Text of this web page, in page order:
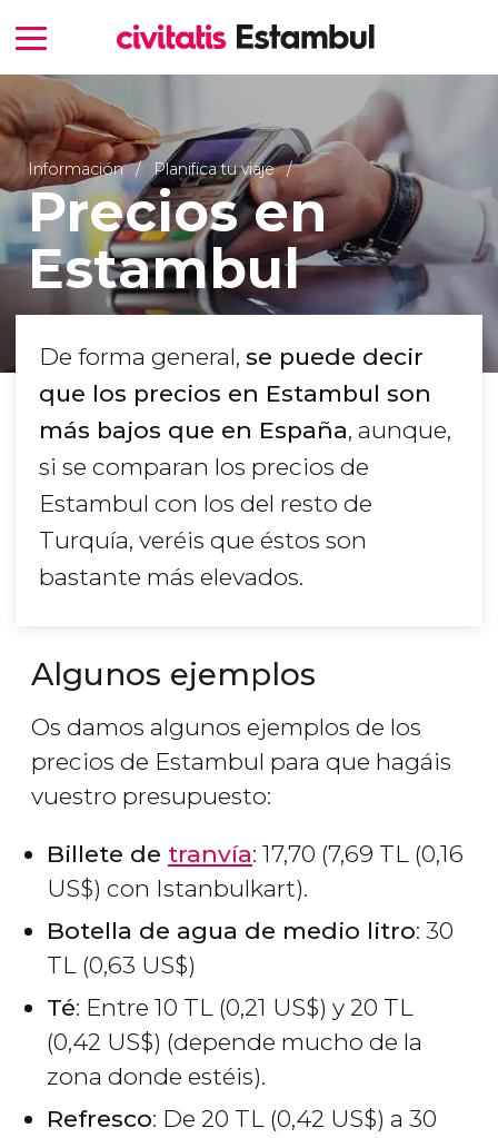
Información Planifica tu viaje
Precios en
Estambul
De forma general, se puede decir
que los precios en Estambul son
más bajos que en España, aunque,
si se comparan los precios de
Estambul con los del resto de
Turquía, veréis que éstos son
bastante más elevados.
Algunos ejemplos
Os damos algunos ejemplos de los
precios de Estambul para que hagáis
vuestro presupuesto:
Billete de tranvía: 17,70 (7,69 TL (0,16
US$) con Istanbulkart).
Botella de agua de medio litro: 30
TL (0,63 US$)
Té: Entre 10 TL (0,21 US$) y 20 TL
(0,42 US$) (depende mucho de la
zona donde estéis).
Refresco: De 20 TL (0,42 US$) a 30